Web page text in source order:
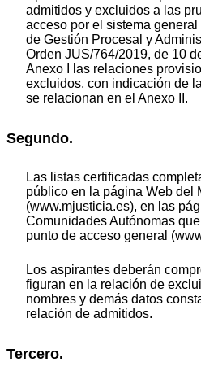
admitidos y excluidos a las
acceso por el sistema
de Gestión Procesal y
Orden JUS/764/2019, de 10
Anexo I las relaciones
excluidos, con indicación de
se relacionan en el Anexo II.
Segundo.
Las listas certificadas
público en la página Web del
(www.mjusticia.es), en las
Comunidades Autónomas
punto de acceso general
Los aspirantes deberán
figuran en la relación de
nombres y demás datos
relación de admitidos.
Tercero.